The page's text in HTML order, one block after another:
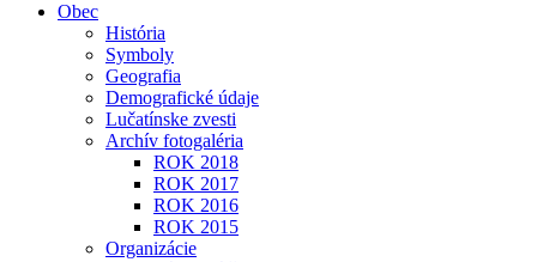
Obec
História
Symboly
Geografia
Demografické údaje
Lučatínske zvesti
Archív fotogaléria
ROK 2018
ROK 2017
ROK 2016
ROK 2015
Organizácie